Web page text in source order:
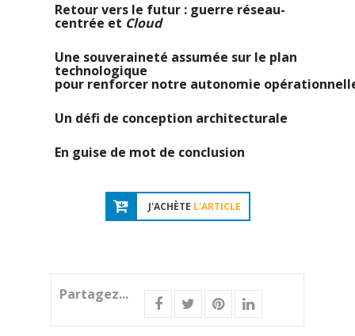
Retour vers le futur : guerre réseau-
centrée et Cloud
Une souveraineté assumée sur le plan
technologique
pour renforcer notre autonomie
Un défi de conception architecturale
En guise de mot de conclusion
J'ACHÈTE L'ARTICLE
Partagez...